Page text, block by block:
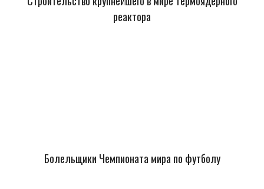
реактора
Болельщики Чемпионата мира по футболу